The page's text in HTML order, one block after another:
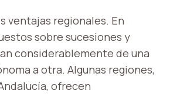
ventajas regionales. En
sobre sucesiones y
considerablemente de una
a otra. Algunas regiones,
ofrecen